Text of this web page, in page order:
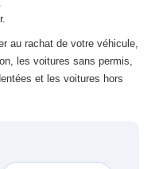
au rachat de votre véhicule,
les voitures sans permis,
et les voitures hors